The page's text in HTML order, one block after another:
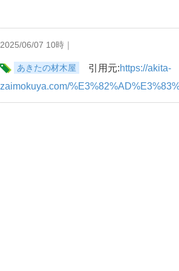
2025/06/07 10時｜
あきたの材木屋 引用元:https://akita-
zaimokuya.com/